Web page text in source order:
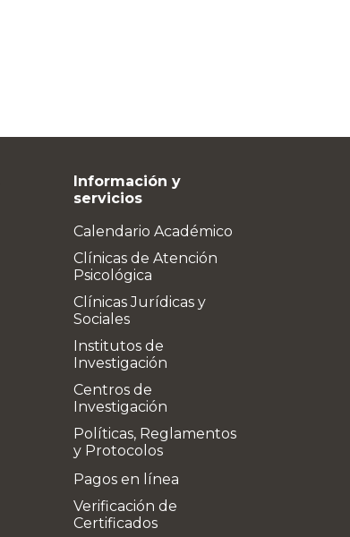
Información y
servicios
Calendario Académico
Clínicas de Atención
Psicológica
Clínicas Jurídicas y
Sociales
Institutos de
Investigación
Centros de
Investigación
Políticas, Reglamentos
y Protocolos
Pagos en línea
Verificación de
Certificados